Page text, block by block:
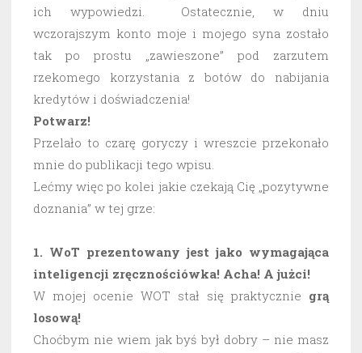
ich wypowiedzi. Ostatecznie, w dniu
wczorajszym konto moje i mojego syna zostało
tak po prostu „zawieszone” pod zarzutem
rzekomego korzystania z botów do nabijania
kredytów i doświadczenia!
Potwarz!
Przelało to czarę goryczy i wreszcie przekonało
mnie do publikacji tego wpisu.
Lećmy więc po kolei jakie czekają Cię „pozytywne
doznania” w tej grze:
1. WoT prezentowany jest jako wymagająca
inteligencji zręcznościówka! Acha! A jużci!
W mojej ocenie WOT stał się praktycznie grą
losową!
Choćbym nie wiem jak byś był dobry – nie masz